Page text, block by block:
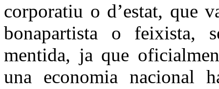
corporatiu o d’estat, que
bonapartista o feixista,
mentida, ja que
una economia nacional